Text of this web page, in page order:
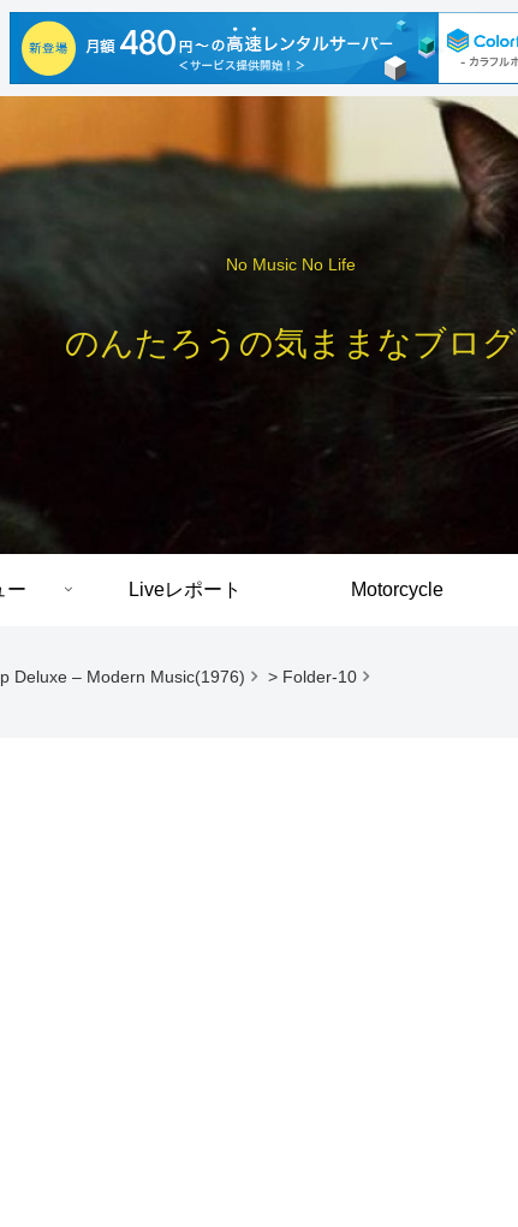
No Music No Life
のんたろうの気ままなブログ
ー Liveレポート Motorcycle
Deluxe – Modern Music(1976) > Folder-10